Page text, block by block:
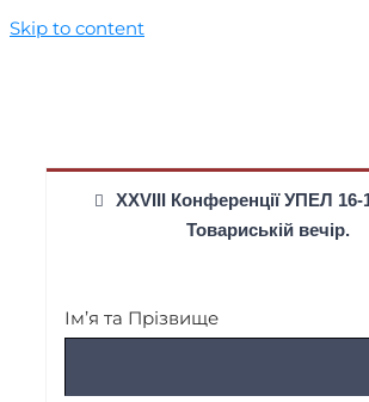
Skip to content
XXVIII Конференції УПЕЛ 16-
Товариській вечір.
Ім’я та Прізвище